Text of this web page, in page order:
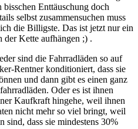
Enttäuschung doch
selbst zusammensuchen muss
die Billigste. Das ist jetzt nur ein
der Kette aufhängen ;) .
sind die Fahrradläden so auf
Rentner konditioniert, dass sie
und dann gibt es einen ganz
Oder es ist ihnen
Kaufkraft hingehe, weil ihnen
nicht mehr so viel bringt, weil
sind, dass sie mindestens 30%